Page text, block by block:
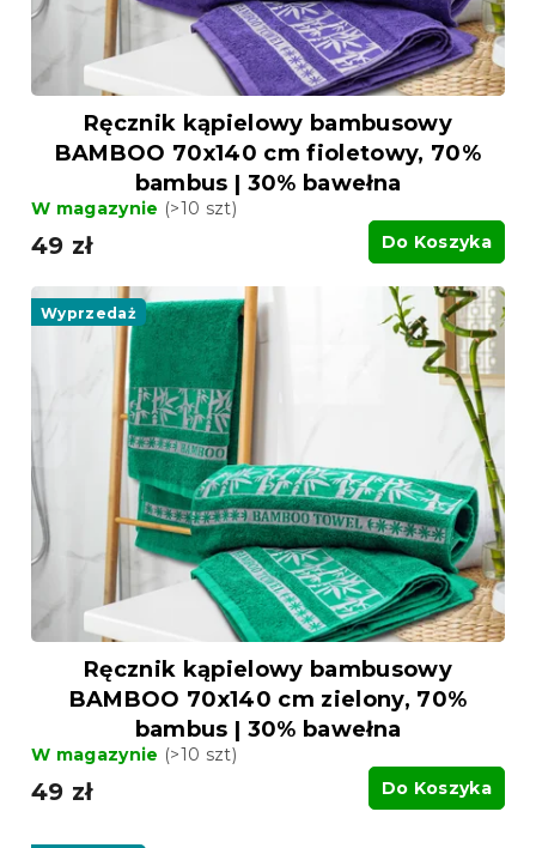
w
Ręcznik kąpielowy bambusowy
BAMBOO 70x140 cm fioletowy, 70%
bambus | 30% bawełna
W magazynie (>10 szt)
49 zł Do Koszyka
Wyprzedaż
Ręcznik kąpielowy bambusowy
BAMBOO 70x140 cm zielony, 70%
bambus | 30% bawełna
W magazynie (>10 szt)
49 zł Do Koszyka